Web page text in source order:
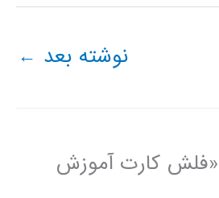
نوشته بعد ←
«فلش کارت آموزش